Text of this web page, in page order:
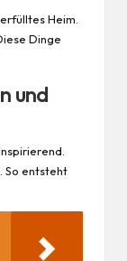
Heim.
Dinge
und
So entsteht